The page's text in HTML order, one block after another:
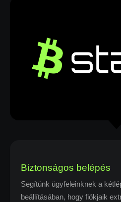
Biztonságos belépés
Segítünk ügyfeleinknek a
beállításában, hogy fiókjaik